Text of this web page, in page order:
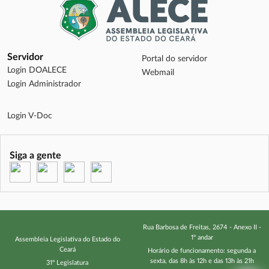
Servidor
Login DOALECE
Login Administrador
Portal do servidor
Webmail
Login V-Doc
Siga a gente
(abre em nova janela)
(abre em nova janela)
(abre em nova janela)
Assembleia Legislativa do Estado do
Ceará
31º Legislatura
Rua Barbosa de Freitas, 2674 - Anexo II -
1º andar
Horário de funcionamento: segunda a
sexta, das 8h às 12h e das 13h às 21h